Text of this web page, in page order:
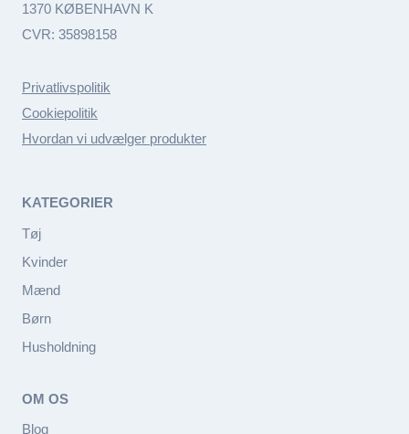
1370 KØBENHAVN K
CVR: 35898158
Privatlivspolitik
Cookiepolitik
Hvordan vi udvælger produkter
KATEGORIER
Tøj
Kvinder
Mænd
Børn
Husholdning
OM OS
Blog